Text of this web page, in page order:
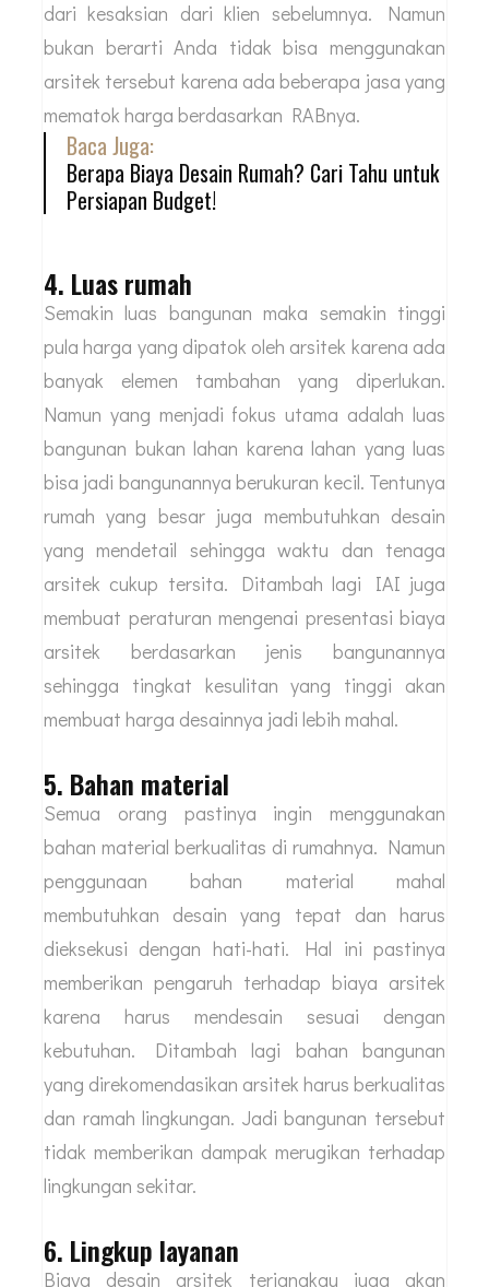
mampu menyelesaikan pekerjaanya dengan
maksimal. Tentunya hal tersebut juga didukung
dengan pengalaman dan kualitas dari desain
yang dibuat sang arsitek yang sudah terbukti
dari kesaksian dari klien sebelumnya. Namun
bukan berarti Anda tidak bisa menggunakan
Baca Juga:
Berapa Biaya Desain Rumah? Cari Tahu untuk
Persiapan Budget!
4. Luas rumah
Semakin luas bangunan maka semakin tinggi
pula harga yang dipatok oleh arsitek karena ada
banyak elemen tambahan yang diperlukan.
Namun yang menjadi fokus utama adalah luas
bangunan bukan lahan karena lahan yang luas
bisa jadi bangunannya berukuran kecil. Tentunya
rumah yang besar juga membutuhkan desain
yang mendetail sehingga waktu dan tenaga
arsitek cukup tersita. Ditambah lagi IAI juga
membuat peraturan mengenai presentasi biaya
arsitek berdasarkan jenis bangunannya
sehingga tingkat kesulitan yang tinggi akan
membuat harga desainnya jadi lebih mahal.
5. Bahan material
Semua orang pastinya ingin menggunakan
bahan material berkualitas di rumahnya. Namun
penggunaan bahan material mahal
membutuhkan desain yang tepat dan harus
dieksekusi dengan hati-hati. Hal ini pastinya
memberikan pengaruh terhadap biaya arsitek
karena harus mendesain sesuai dengan
kebutuhan. Ditambah lagi bahan bangunan
yang direkomendasikan arsitek harus berkualitas
dan ramah lingkungan. Jadi bangunan tersebut